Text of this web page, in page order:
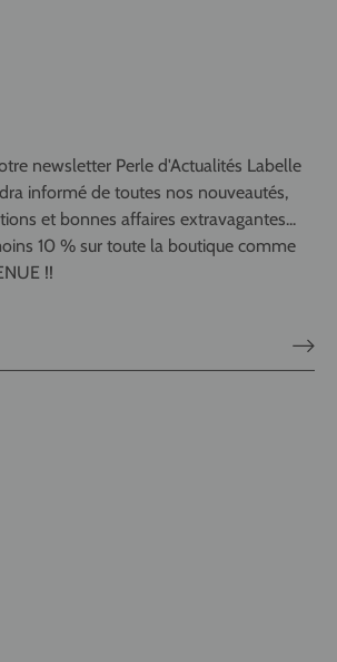
newsletter Perle d'Actualités Labelle
informé de toutes nos nouveautés,
et bonnes affaires extravagantes...
10 % sur toute la boutique comme
!!